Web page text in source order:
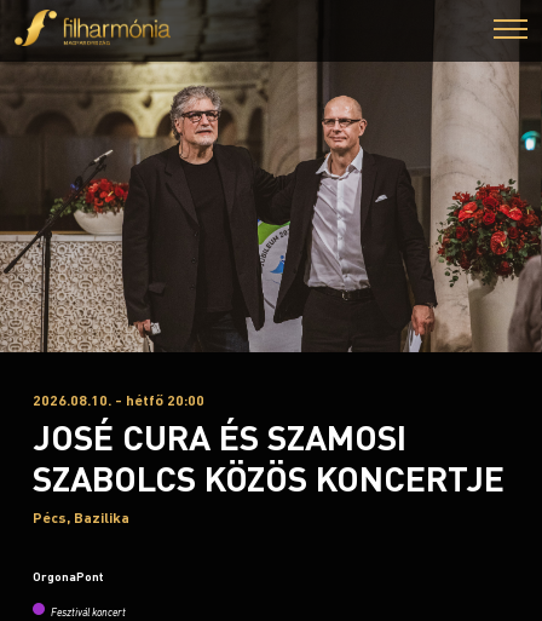
2026.08.10. - hétfő 20:00
JOSÉ CURA ÉS SZAMOSI
SZABOLCS KÖZÖS KONCERTJE
Pécs, Bazilika
OrgonaPont
Fesztivál koncert